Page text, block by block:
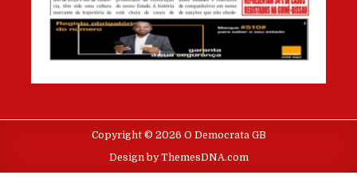
Copyright © 2026 O Democrata GB
Design by ThemesDNA.com